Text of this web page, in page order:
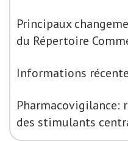
Principaux
du Répertoire
Informations
Pharmacovigilance:
des stimulants